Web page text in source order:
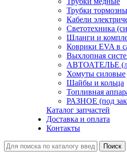
Трубки
Кабели
Светотехника
Шланги и
Коврики EVA в
Выхлопная
АВТОАТЕЛЬЕ
Хомуты силовые
Шайбы и кольца
Топливная
РАЗНОЕ (под
Каталог запчастей
Доставка и оплата
Контакты